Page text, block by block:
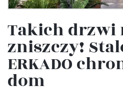
Takich drzwi
zniszczy!
ERKADO
dom